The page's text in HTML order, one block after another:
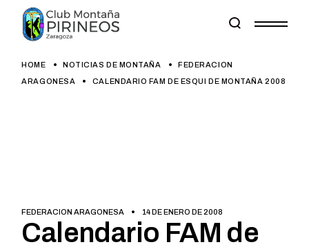
content
HOME NOTICIAS DE MONTAÑA
FEDERACION
ARAGONESA
CALENDARIO FAM DE ESQUI DE MONTAÑA 2008
FEDERACION ARAGONESA 14 DE ENERO DE 2008
Calendario FAM de